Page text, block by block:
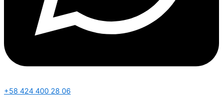
+58 424 400 28 06